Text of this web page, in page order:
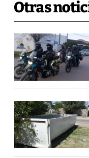
Otras